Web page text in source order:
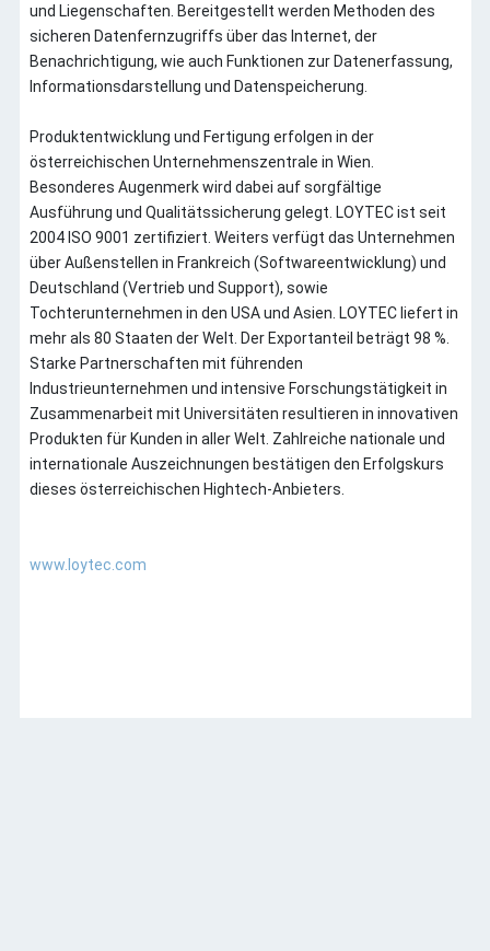
und Liegenschaften. Bereitgestellt werden Methoden des
sicheren Datenfernzugriffs über das Internet, der
Benachrichtigung, wie auch Funktionen zur Datenerfassung,
Informationsdarstellung und Datenspeicherung.
Produktentwicklung und Fertigung erfolgen in der
österreichischen Unternehmenszentrale in Wien.
Besonderes Augenmerk wird dabei auf sorgfältige
Ausführung und Qualitätssicherung gelegt. LOYTEC ist seit
2004 ISO 9001 zertifiziert. Weiters verfügt das Unternehmen
über Außenstellen in Frankreich (Softwareentwicklung) und
Deutschland (Vertrieb und Support), sowie
Tochterunternehmen in den USA und Asien. LOYTEC liefert in
mehr als 80 Staaten der Welt. Der Exportanteil beträgt 98 %.
Starke Partnerschaften mit führenden
Industrieunternehmen und intensive Forschungstätigkeit in
Zusammenarbeit mit Universitäten resultieren in innovativen
Produkten für Kunden in aller Welt. Zahlreiche nationale und
internationale Auszeichnungen bestätigen den Erfolgskurs
dieses österreichischen Hightech-Anbieters.
www.loytec.com